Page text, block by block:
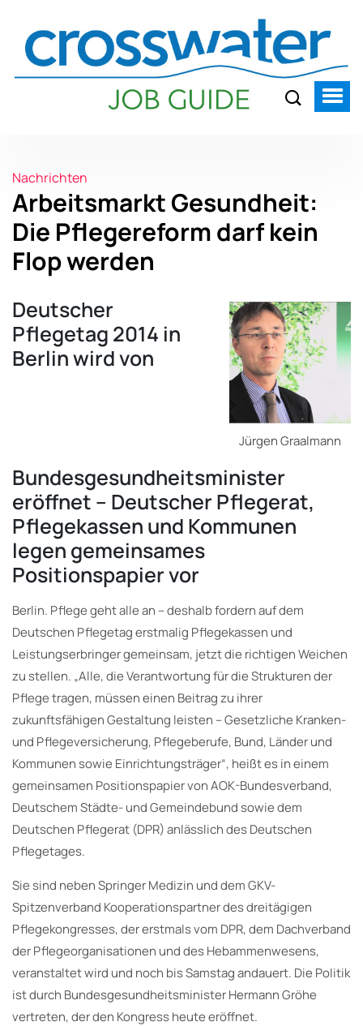
Nachrichten
Arbeitsmarkt Gesundheit:
Die Pflegereform darf kein
Flop werden
Jürgen Graalmann
Deutscher
Pflegetag 2014 in
Berlin wird von
Bundesgesundheitsminister
eröffnet – Deutscher Pflegerat,
Pflegekassen und Kommunen
legen gemeinsames
Positionspapier vor
Berlin. Pflege geht alle an – deshalb fordern auf dem
Deutschen Pflegetag erstmalig Pflegekassen und
Leistungserbringer gemeinsam, jetzt die richtigen Weichen
zu stellen. „Alle, die Verantwortung für die Strukturen der
Pflege tragen, müssen einen Beitrag zu ihrer
zukunftsfähigen Gestaltung leisten – Gesetzliche Kranken-
und Pflegeversicherung, Pflegeberufe, Bund, Länder und
Kommunen sowie Einrichtungsträger“, heißt es in einem
gemeinsamen Positionspapier von AOK-Bundesverband,
Deutschem Städte- und Gemeindebund sowie dem
Deutschen Pflegerat (DPR) anlässlich des Deutschen
Pflegetages.
Sie sind neben Springer Medizin und dem GKV-
Spitzenverband Kooperationspartner des dreitägigen
Pflegekongresses, der erstmals vom DPR, dem Dachverband
der Pflegeorganisationen und des Hebammenwesens,
veranstaltet wird und noch bis Samstag andauert. Die Politik
ist durch Bundesgesundheitsminister Hermann Gröhe
vertreten, der den Kongress heute eröffnet.